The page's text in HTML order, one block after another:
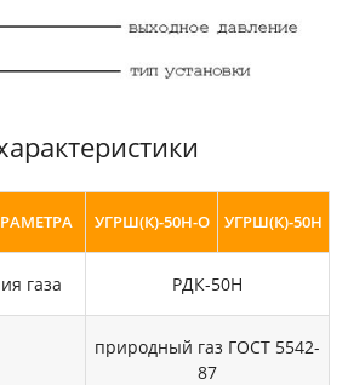
УГРШ(К)-50Н-О УГРШ(К)-50Н
газа РДК-50Н
природный газ ГОСТ 5542-
87